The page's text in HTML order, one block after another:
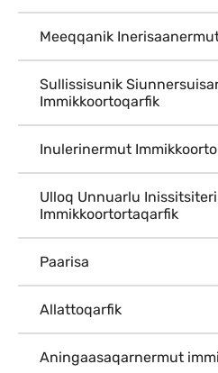
Meeqqanik
Sullissisunik
Immikkoortoqarfik
Inulerinermut
Ulloq Unnuarlu
Immikkoortortaqarfik
Paarisa
Allattoqarfik
Aningaasaqarnermut